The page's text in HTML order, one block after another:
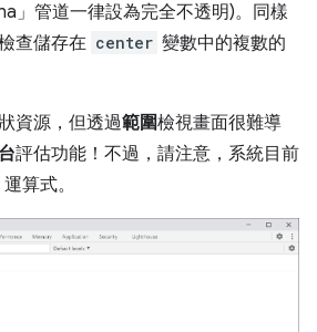
」管道一律設為完全不透明)。同樣
查儲存在 center 變數中的複數的
資源，但透過範圍檢視畫面很難導
評估功能！不過，請注意，系統目前
算式。